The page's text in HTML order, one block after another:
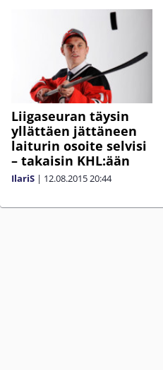
Liigaseuran täysin
yllättäen jättäneen
laiturin osoite selvisi
– takaisin KHL:ään
IlariS | 12.08.201520:44